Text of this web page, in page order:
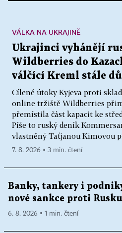
Ukrajinci vyhánějí
Wildberries do
válčící Kreml stále
Cílené útoky Kyjeva proti
online tržiště Wildberries
přemístila část kapacit ke
Píše to ruský deník
vlastněný Taťjanou Kimovou
VÁLKA NA UKRAJINĚ
7. 8. 2026 ▪ 3 min. čtení
Banky, tankery i
nové sankce proti Rusku
6. 8. 2026 ▪ 1 min. čtení